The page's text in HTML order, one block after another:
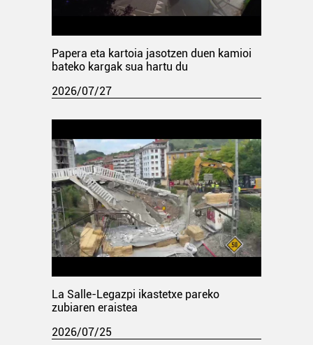
Papera eta kartoia jasotzen duen kamioi
bateko kargak sua hartu du
2026/07/27
La Salle-Legazpi ikastetxe pareko
zubiaren eraistea
2026/07/25